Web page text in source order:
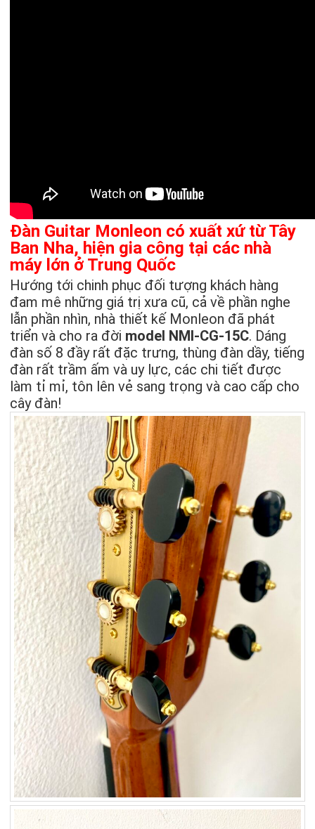
Đàn Guitar Monleon có xuất xứ từ Tây
Ban Nha, hiện gia công tại các nhà
máy lớn ở Trung Quốc
Hướng tới chinh phục đối tượng khách hàng
đam mê những giá trị xưa cũ, cả về phần nghe
lẫn phần nhìn, nhà thiết kế Monleon đã phát
triển và cho ra đời model NMI-CG-15C. Dáng
đàn số 8 đầy rất đặc trưng, thùng đàn dầy, tiếng
đàn rất trầm ấm và uy lực, các chi tiết được
làm tỉ mỉ, tôn lên vẻ sang trọng và cao cấp cho
cây đàn!